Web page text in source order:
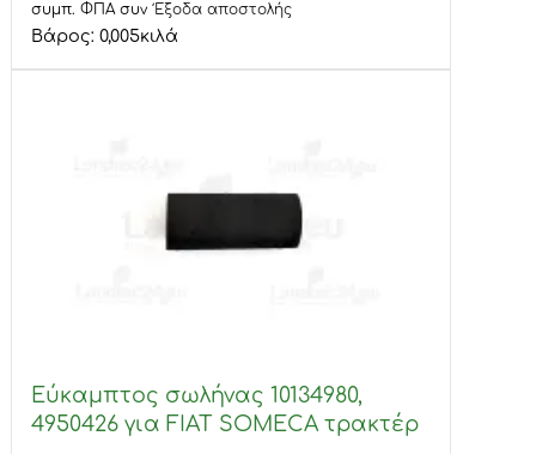
συμπ. ΦΠΑσυνΈξοδα αποστολής
Βάρος: 0,005κιλά
Εύκαμπτος σωλήνας 10134980,
4950426 για FIAT SOMECA τρακτέρ